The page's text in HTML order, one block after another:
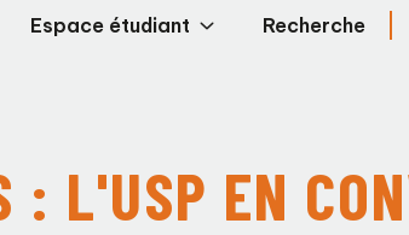
Espace étudiant Recherche
: L'USP EN